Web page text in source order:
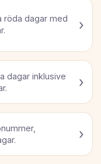
röda dagar med
dagar inklusive